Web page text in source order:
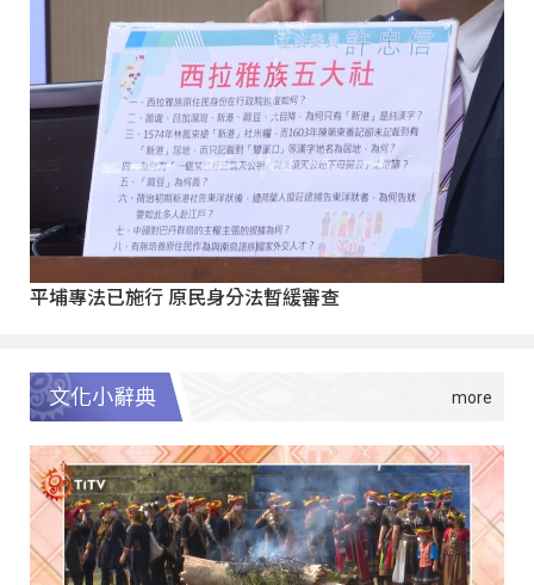
平埔專法已施行 原民身分法暫緩審查
文化小辭典